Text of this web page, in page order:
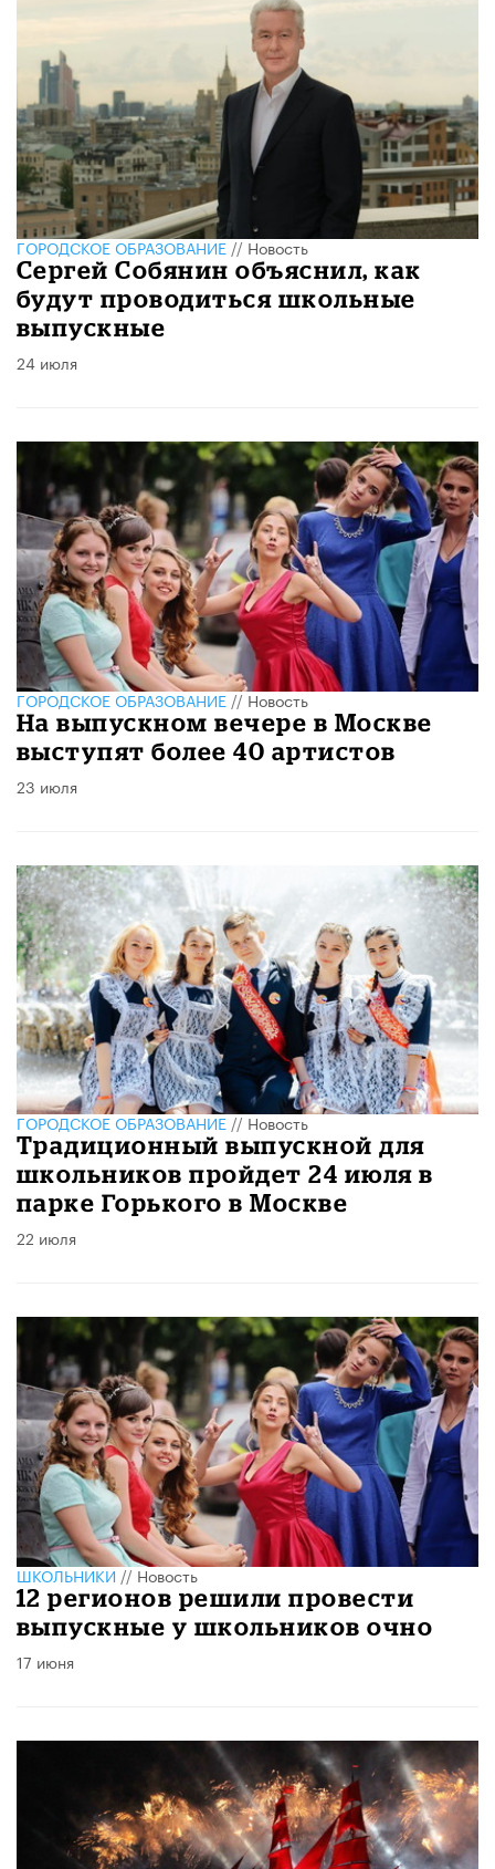
ГОРОДСКОЕ ОБРАЗОВАНИЕ//Новость
Сергей Собянин объяснил, как
будут проводиться школьные
выпускные
24 июля
ГОРОДСКОЕ ОБРАЗОВАНИЕ//Новость
На выпускном вечере в Москве
выступят более 40 артистов
23 июля
ГОРОДСКОЕ ОБРАЗОВАНИЕ//Новость
Традиционный выпускной для
школьников пройдет 24 июля в
парке Горького в Москве
22 июля
ШКОЛЬНИКИ//Новость
12 регионов решили провести
выпускные у школьников очно
17 июня